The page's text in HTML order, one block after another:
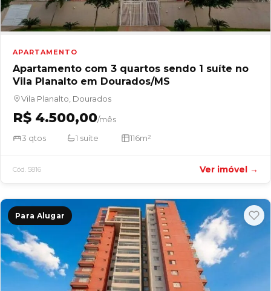
APARTAMENTO
Apartamento com 3 quartos sendo 1 suíte no
Vila Planalto em Dourados/MS
Vila Planalto, Dourados
R$ 4.500,00/mês
3 qtos
1 suíte 116m²
Cód. 5816 Ver imóvel →
Para Alugar